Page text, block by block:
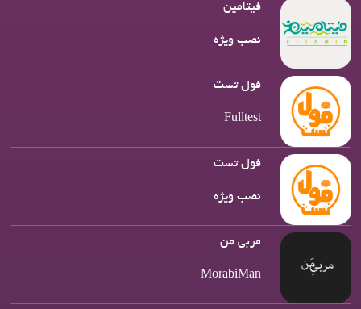
فیتامین
نصب ویژه
فول تست
Fulltest
فول تست
نصب ویژه
مربی من
MorabiMan